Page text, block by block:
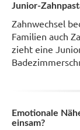
Junior-
Zahnwechsel
Familien auch
zieht eine
Emotionale
einsam?